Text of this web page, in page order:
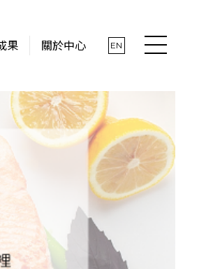
果 關於中心 EN
新消息
於中心